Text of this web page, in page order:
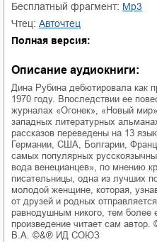
Бесплатный фрагмент:
mp3
Чтец:
Авточтец
Полная версия:
Описание аудиокниги:
Дина Рубина дебютировала как
1970 году. Впоследствии ее
журналах «Огонек», «Новый
западных литературных
рассказов переведены на 13
Германии, США, Болгарии,
самых популярных
вода венецианцев», по мнению
писательницы, одна из лучших
молодой женщине, которая,
от друзей и родных
равнодушным никого, тем более
произведение читает сам
В.А. ©&℗ ИД СОЮЗ